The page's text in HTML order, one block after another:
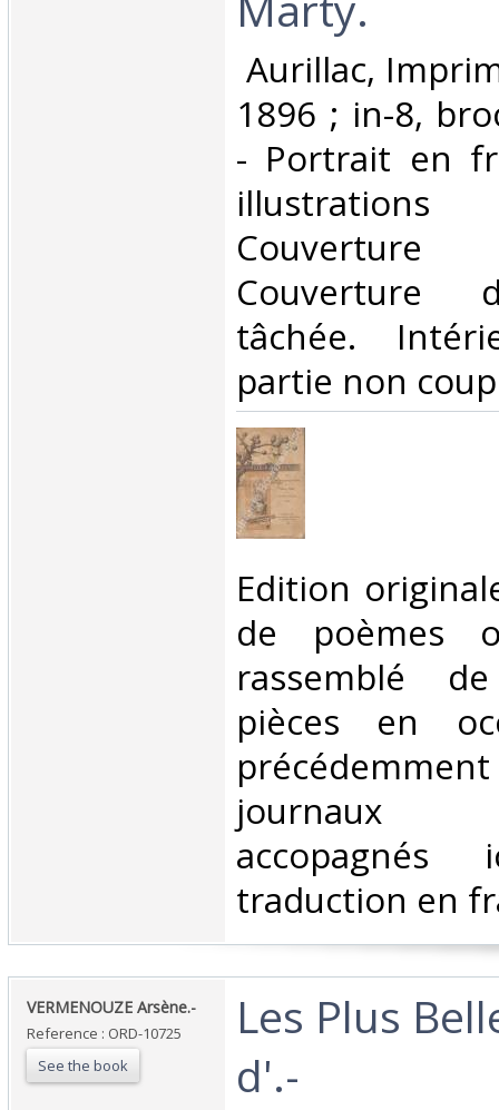
Aurillac,
1896 ; in-8,
- Portrait en
Couverture
tâchée.
partie non
‎Edition
de poèmes
rassemblé
pièces en
journaux
traduction en
‎VERMENOUZE Arsène.-‎
Reference : ORD-10725
See the book
‎Les Plus
d'.-‎